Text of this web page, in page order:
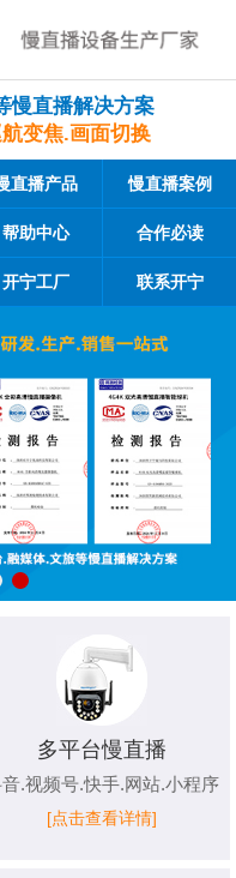
慢直播解决方案
变焦.画面切换
直播产品 慢直播案例
帮助中心 合作必读
开宁工厂 联系开宁
多平台慢直播
.视频号.快手.网站.小程序
[点击查看详情]